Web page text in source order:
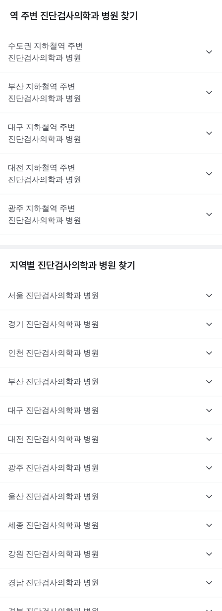
역 주변 진단검사의학과 병원 찾기
수도권 지하철역 주변
진단검사의학과 병원
부산 지하철역 주변
진단검사의학과 병원
대구 지하철역 주변
진단검사의학과 병원
대전 지하철역 주변
진단검사의학과 병원
광주 지하철역 주변
진단검사의학과 병원
지역별 진단검사의학과 병원 찾기
서울 진단검사의학과 병원
경기 진단검사의학과 병원
인천 진단검사의학과 병원
부산 진단검사의학과 병원
대구 진단검사의학과 병원
대전 진단검사의학과 병원
광주 진단검사의학과 병원
울산 진단검사의학과 병원
세종 진단검사의학과 병원
강원 진단검사의학과 병원
경남 진단검사의학과 병원